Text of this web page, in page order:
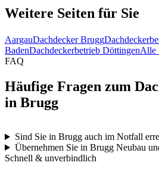
Weitere Seiten für Sie
AargauDachdecker Brugg
BadenDachdeckerbetrieb DöttingenAlle
FAQ
Häufige Fragen zum
in Brugg
Sind Sie in Brugg auch im Notfall
Übernehmen Sie in Brugg Neubau
Schnell & unverbindlich